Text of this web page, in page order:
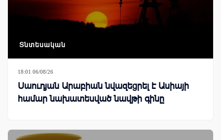
Տնտեսական
18:01 06/08/26
Սաուդյան Արաբիան նվազեցրել է Ասիայի
համար նախատեսված նավթի գինը